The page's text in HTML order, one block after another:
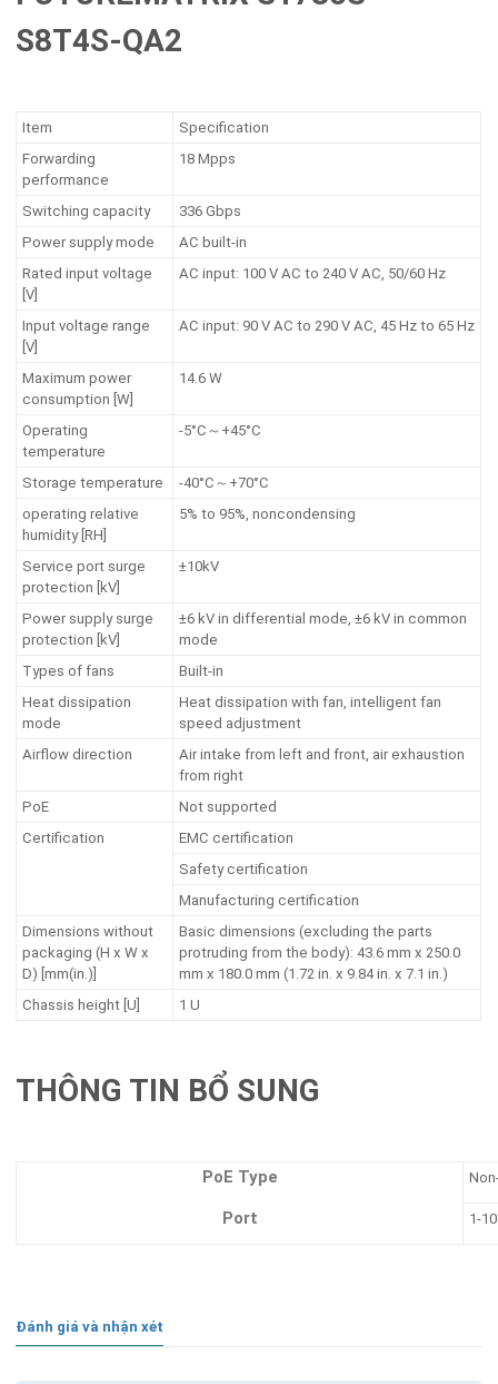
S8T4S-QA2
Item
Specification
Forwarding
performance
18 Mpps
Switching capacity
336 Gbps
Power supply mode
AC built-in
Rated input voltage
[V]
AC input: 100 V AC to 240 V AC, 50/60 Hz
Input voltage range
[V]
AC input: 90 V AC to 290 V AC, 45 Hz to 65 Hz
Maximum power
consumption [W]
14.6 W
Operating
temperature
-5°C～+45°C
Storage temperature
-40°C～+70°C
operating relative
humidity [RH]
5% to 95%, noncondensing
Service port surge
protection [kV]
±10kV
Power supply surge
protection [kV]
±6 kV in differential mode, ±6 kV in common
mode
Types of fans
Built-in
Heat dissipation
mode
Heat dissipation with fan, intelligent fan
speed adjustment
Airflow direction
Air intake from left and front, air exhaustion
from right
PoE
Not supported
Certification
EMC certification
Safety certification
Manufacturing certification
Dimensions without
packaging (H x W x
D) [mm(in.)]
Basic dimensions (excluding the parts
protruding from the body): 43.6 mm x 250.0
mm x 180.0 mm (1.72 in. x 9.84 in. x 7.1 in.)
Chassis height [U]
1 U
THÔNG TIN BỔ SUNG
PoE Type
Port 1-10
Đánh giá và nhận xét